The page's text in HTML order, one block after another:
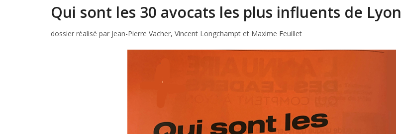
Qui sont les 30 avocats les plus influents de Lyon
dossier réalisé par Jean-Pierre Vacher, Vincent Longchampt et Maxime Feuillet